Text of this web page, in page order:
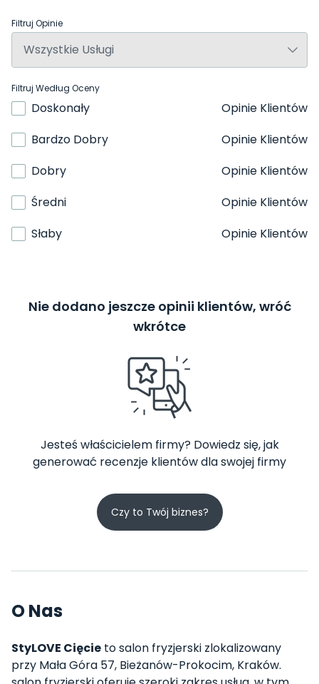
Filtruj Opinie
Filtruj Według Oceny
Doskonały
Opinie Klientów
Bardzo Dobry
Opinie Klientów
Dobry
Opinie Klientów
Średni
Opinie Klientów
Słaby
Opinie Klientów
Nie dodano jeszcze opinii klientów, wróć
wkrótce
Jesteś właścicielem firmy? Dowiedz się, jak
generować recenzje klientów dla swojej firmy
Czy to Twój biznes?
O Nas
StyLOVE Cięcie to salon fryzjerski zlokalizowany
przy Mała Góra 57, Bieżanów-Prokocim, Kraków.